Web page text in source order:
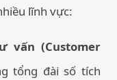
lĩnh vực:
vấn (Customer
tổng đài số tích